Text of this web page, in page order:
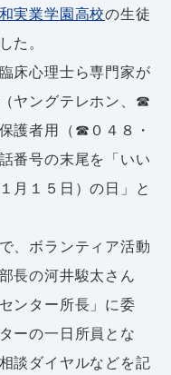
実業学園高校の生徒
た。
床心理士ら専門家が
ヤングテレホン、☎
護者用（☎０４８・
番号の末尾を「いい
月１５日）の日」と
、ボランティア活動
長の河井駿太さん
ンター所長」に委
ーの一日所員とな
談ダイヤルなどを記